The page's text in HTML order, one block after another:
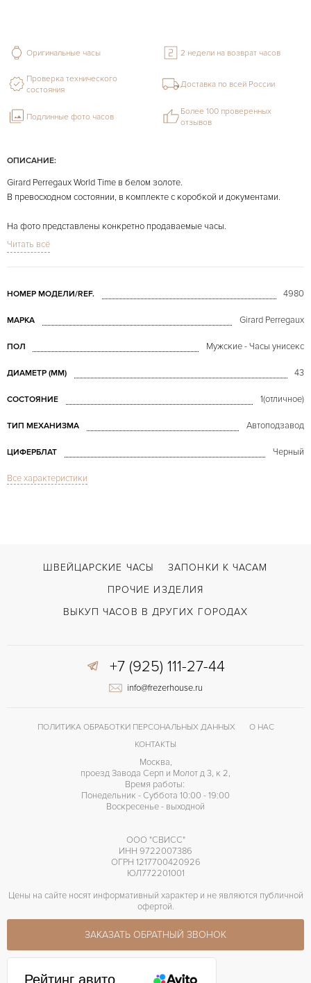
ОПИСАНИЕ:
Girard Perregaux World Time в белом золоте.
В превосходном состоянии, в комплекте с коробкой и документами.
На фото представлены конкретно продаваемые часы.
Все часы по Вашему пожеланию могут быть отполированы бесплатно.
Читать всё
НОМЕР МОДЕЛИ/REF. 4980
МАРКА Girard Perregaux
ПОЛ Мужские - Часы унисекс
ДИАМЕТР (MM) 43
СОСТОЯНИЕ 1(отличное)
ТИП МЕХАНИЗМА Автоподзавод
ЦИФЕРБЛАТ Черный
СТЕКЛО
ВОЗМОЖНОСТИ ДОСТАВКИ С документами, С футляром
ЦВЕТ БРАСЛЕТА
Все характеристики
Оригинальные часы 2 недели на возврат часов
Проверка технического
состояния
Доставка по всей России
Подлинные фото часов
Более 100 проверенных
отзывов
ШВЕЙЦАРСКИЕ ЧАСЫ
ЗАПОНКИ К ЧАСАМ
ПРОЧИЕ ИЗДЕЛИЯ
ВЫКУП ЧАСОВ В ДРУГИХ ГОРОДАХ
+7 (925) 111-27-44
info@frezerhouse.ru
ПОЛИТИКА ОБРАБОТКИ ПЕРСОНАЛЬНЫХ ДАННЫХ
О НАС
КОНТАКТЫ
Москва,
проезд Завода Серп и Молот д 3, к 2,
Время работы:
Понедельник - Суббота 10:00 - 19:00
Воскресенье - выходной
ООО "СВИСС"
ИНН 9722007386
ОГРН 1217700420926
ЮЛ772201001
Цены на сайте носят информативный характер и не являются публичной
офертой.
ЗАКАЗАТЬ ОБРАТНЫЙ ЗВОНОК
Рейтинг авито